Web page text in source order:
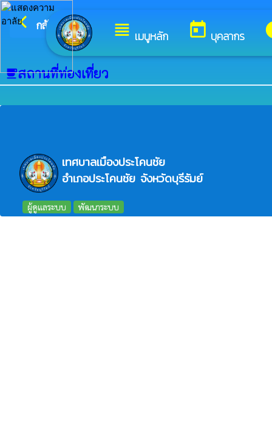
view_headline เมนูหลัก today บุคลากร
arrow_back_ios กลับเมนูหลัก ยินดีต้
local_cafeสถานที่ท่องเที่ยว
เทศบาลเมืองประโคนชัย
อำเภอประโคนชัย จังหวัดบุรีรัมย์
ผู้ดูแลระบบ พัฒนาระบบ